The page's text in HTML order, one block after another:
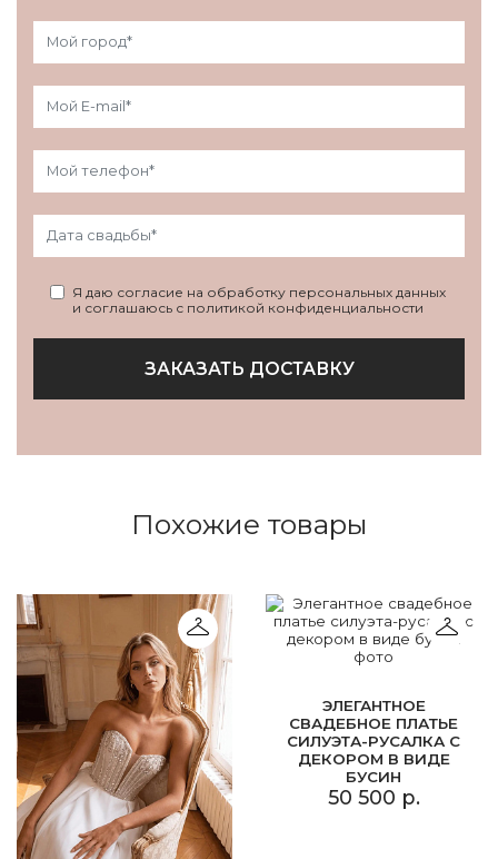
Я даю согласие на обработку персональных данных
и соглашаюсь с политикой конфиденциальности
ЗАКАЗАТЬ ДОСТАВКУ
Похожие товары
ЭЛЕГАНТНОЕ
СВАДЕБНОЕ ПЛАТЬЕ
СИЛУЭТА-РУСАЛКА С
ДЕКОРОМ В ВИДЕ
БУСИН
50 500 р.